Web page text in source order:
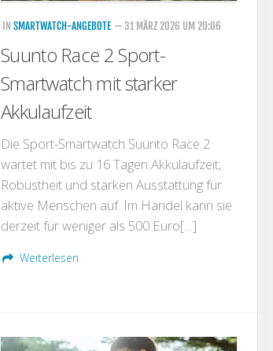
IN SMARTWATCH-ANGEBOTE — 31 MÄRZ 2026 UM 20:06
Suunto Race 2 Sport-
Smartwatch mit starker
Akkulaufzeit
Die Sport-Smartwatch Suunto Race 2
wartet mit bis zu 16 Tagen Akkulaufzeit,
Robustheit und starken Ausstattung für
aktive Menschen auf. Im Handel kann sie
derzeit für weniger als 500 Euro[…]
Weiterlesen